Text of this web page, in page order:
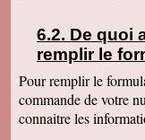
10.10) et
Merci pour
clair que
cordialement
Nicolas B.
J ai bien
De quoi
remplir le
Pour remplir le
commande de votre
connaitre les